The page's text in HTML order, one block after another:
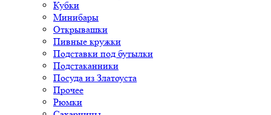
Кубки
Минибары
Открывашки
Пивные кружки
Подставки под бутылки
Подстаканники
Посуда из Златоуста
Прочее
Рюмки